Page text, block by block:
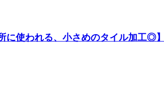
に使われる、小さめのタイル加工